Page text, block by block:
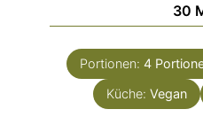
30
Portionen: 4
Küche: Vegan